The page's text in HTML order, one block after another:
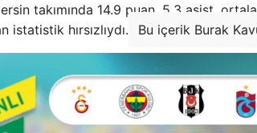
takımında 14.9 puan, 5.3 asist,
istatistik hırsızlıydı.
Bu içerik Burak